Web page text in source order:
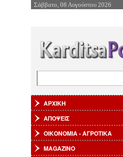
Επιστροφή στην
Σάββατο, 08 Αυγούστου 2026
ΑΡΧΙΚΗ
ΑΠΟΨΕΙΣ
ΟΙΚΟΝΟΜΙΑ - ΑΓΡΟΤΙΚΑ
MAGAZINO